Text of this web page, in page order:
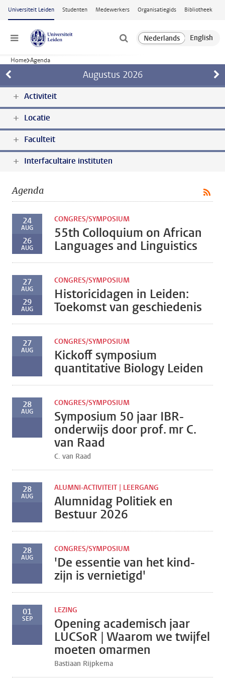
Ga naar hoofdinhoud
Universiteit Leiden Studenten Medewerkers Organisatiegids Bibliotheek
Menu
Home Agenda
Augustus 2026
Activiteit
Locatie
Faculteit
Interfacultaire instituten
Agenda
24
AUG
26
AUG
CONGRES/SYMPOSIUM
55th Colloquium on African
Languages and Linguistics
27
AUG
29
AUG
CONGRES/SYMPOSIUM
Historicidagen in Leiden:
Toekomst van geschiedenis
27
AUG
CONGRES/SYMPOSIUM
Kickoff symposium
quantitative Biology Leiden
28
AUG
CONGRES/SYMPOSIUM
Symposium 50 jaar IBR-
onderwijs door prof. mr C.
van Raad
C. van Raad
28
AUG
ALUMNI-ACTIVITEIT | LEERGANG
Alumnidag Politiek en
Bestuur 2026
28
AUG
CONGRES/SYMPOSIUM
'De essentie van het kind-
zijn is vernietigd'
01
SEP
LEZING
Opening academisch jaar
LUCSoR | Waarom we twijfel
moeten omarmen
Bastiaan Rijpkema